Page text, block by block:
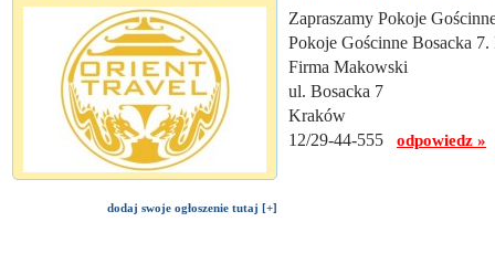
dodaj swoje ogłoszenie tutaj [+]
Zapraszamy Pokoje
Pokoje Gościnne Bosacka
Firma Makowski
ul. Bosacka 7
Kraków
12/29-44-555 odpowiedz »